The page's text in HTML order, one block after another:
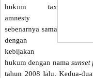
hukum tax
amnesty
sebenarnya sama
dengan
kebijakan
hukum dengan nama sunset
tahun 2008 lalu. Kedua-